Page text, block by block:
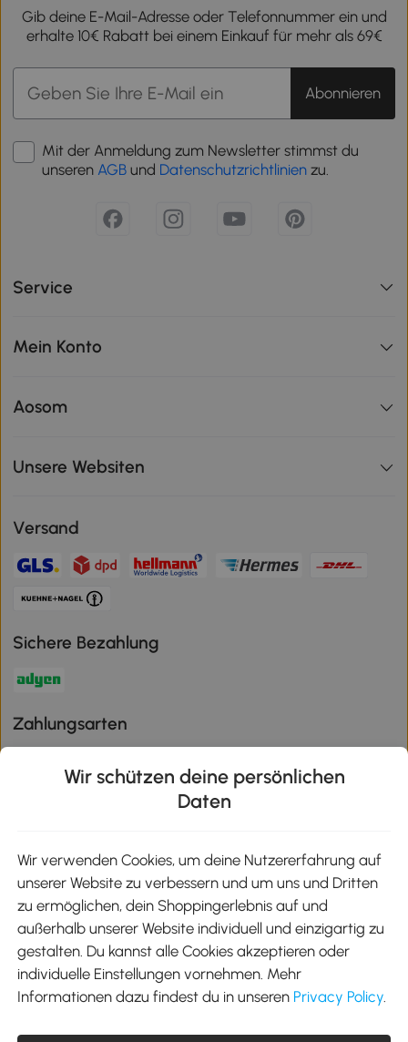
Gib deine E-Mail-Adresse oder Telefonnummer ein und
erhalte 10€ Rabatt bei einem Einkauf für mehr als 69€
Abonnieren
Mit der Anmeldung zum Newsletter stimmst du
unseren AGB und Datenschutzrichtlinien zu.
Service
Mein Konto
Aosom
Unsere Websiten
Versand
Sichere Bezahlung
Zahlungsarten
Aosom-App
Google Play
Tel.: +49 40 87408465
Wir schützen deine persönlichen
Daten
Wir verwenden Cookies, um deine Nutzererfahrung auf
unserer Website zu verbessern und um uns und Dritten
zu ermöglichen, dein Shoppingerlebnis auf und
außerhalb unserer Website individuell und einzigartig zu
gestalten. Du kannst alle Cookies akzeptieren oder
individuelle Einstellungen vornehmen. Mehr
Informationen dazu findest du in unseren Privacy Policy.